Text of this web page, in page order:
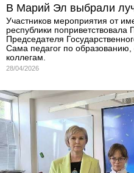
В Марий Эл выбрали
Участников мероприятия от
республики поприветствовала
Председателя
Сама педагог по образованию,
коллегам.
28/04/2026